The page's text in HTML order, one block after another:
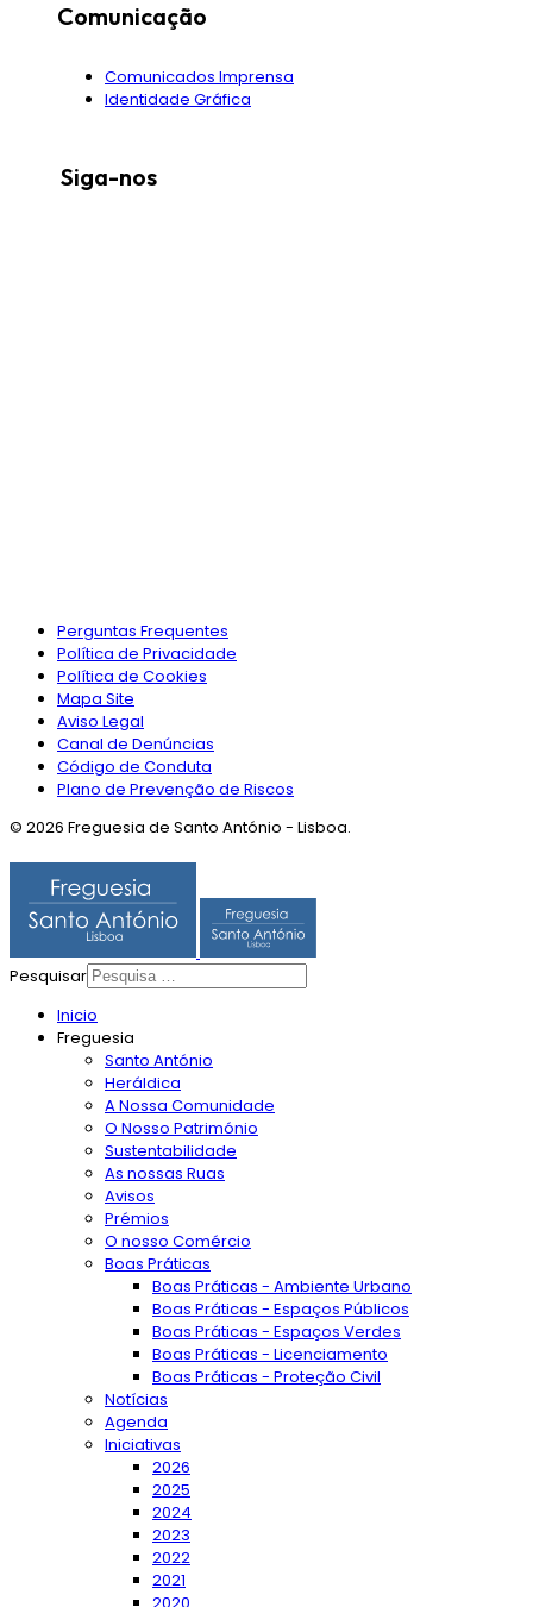
Comunicação
Comunicados Imprensa
Identidade Gráfica
Siga-nos
Perguntas Frequentes
Política de Privacidade
Política de Cookies
Mapa Site
Aviso Legal
Canal de Denúncias
Código de Conduta
Plano de Prevenção de Riscos
© 2026 Freguesia de Santo António - Lisboa.
Pesquisar
Inicio
Freguesia
Santo António
Heráldica
A Nossa Comunidade
O Nosso Património
Sustentabilidade
As nossas Ruas
Avisos
Prémios
O nosso Comércio
Boas Práticas
Boas Práticas - Ambiente Urbano
Boas Práticas - Espaços Públicos
Boas Práticas - Espaços Verdes
Boas Práticas - Licenciamento
Boas Práticas - Proteção Civil
Notícias
Agenda
Iniciativas
2026
2025
2024
2023
2022
2021